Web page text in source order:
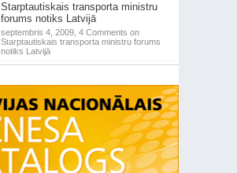
Starptautiskais transporta ministru
forums notiks Latvijā
septembris 4, 2009, 4 Comments on
Starptautiskais transporta ministru forums
notiks Latvijā